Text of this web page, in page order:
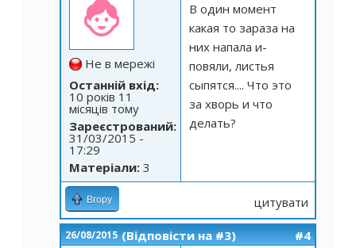
Не в мережі
Останній вхід:
10 років 11
місяців тому
Зареєстрований:
31/03/2015 -
17:29
Матеріали: 3
В один момент
какая то зараза на
них напала и-
повяли, листья
сыпятся.... Что это
за хворь и что
делать?
Вгору цитувати
26/08/2015 (Відповісти на #3) #4